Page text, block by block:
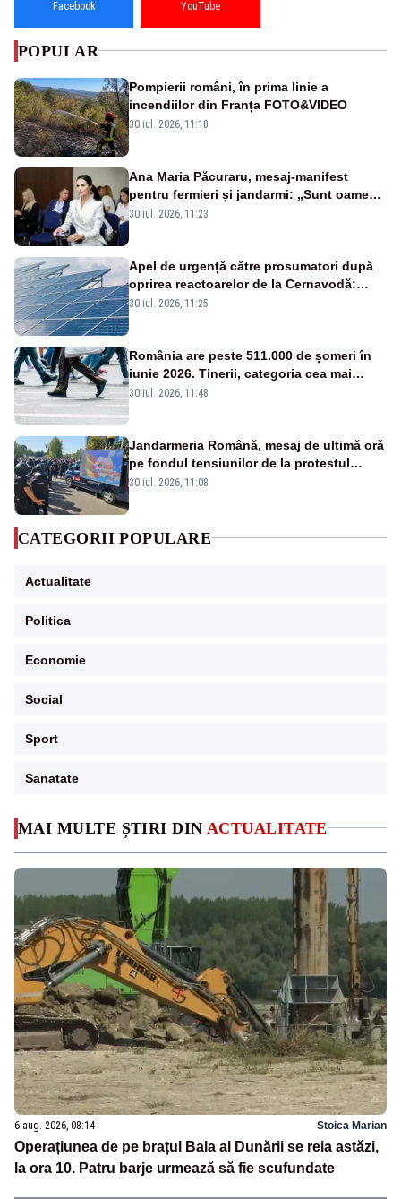
MAI MULTE ȘTIRI DIN ACTUALITATE
6 aug. 2026, 08:14 Stoica Marian
Operațiunea de pe brațul Bala al Dunării se reia astăzi,
la ora 10. Patru barje urmează să fie scufundate
Facebook YouTube
POPULAR
Pompierii români, în prima linie a
incendiilor din Franța FOTO&VIDEO
30 iul. 2026, 11:18
Ana Maria Păcuraru, mesaj-manifest
pentru fermieri și jandarmi: „Sunt oameni
disperați, nu sunt răufăcători”
30 iul. 2026, 11:23
Apel de urgență către prosumatori după
oprirea reactoarelor de la Cernavodă:
România are nevoie de energie
30 iul. 2026, 11:25
România are peste 511.000 de șomeri în
iunie 2026. Tinerii, categoria cea mai
afectată
30 iul. 2026, 11:48
Jandarmeria Română, mesaj de ultimă oră
pe fondul tensiunilor de la protestul
masiv al fermierilor - VIDEO
30 iul. 2026, 11:08
CATEGORII POPULARE
Actualitate
Politica
Economie
Social
Sport
Sanatate